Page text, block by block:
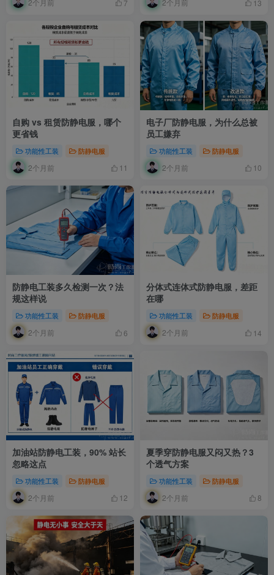
2个月前 7 2个月前 13
自购 vs 租赁防静电服，哪个
更省钱
功能性工装 防静电服
2个月前 11
电子厂防静电服，为什么总被
员工嫌弃
功能性工装 防静电服
2个月前 10
防静电工装多久检测一次？法
规这样说
功能性工装 防静电服
2个月前 6
分体式连体式防静电服，差距
在哪
功能性工装 防静电服
2个月前 14
加油站防静电工装，90% 站长
忽略这点
功能性工装 防静电服
2个月前 12
夏季穿防静电服又闷又热？3
个透气方案
功能性工装 防静电服
2个月前 8